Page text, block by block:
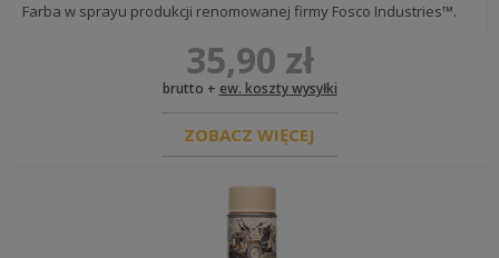
Farba w sprayu produkcji renomowanej firmy Fosco Industries™.
35,90 zł
brutto + ew. koszty wysyłki
ZOBACZ WIĘCEJ